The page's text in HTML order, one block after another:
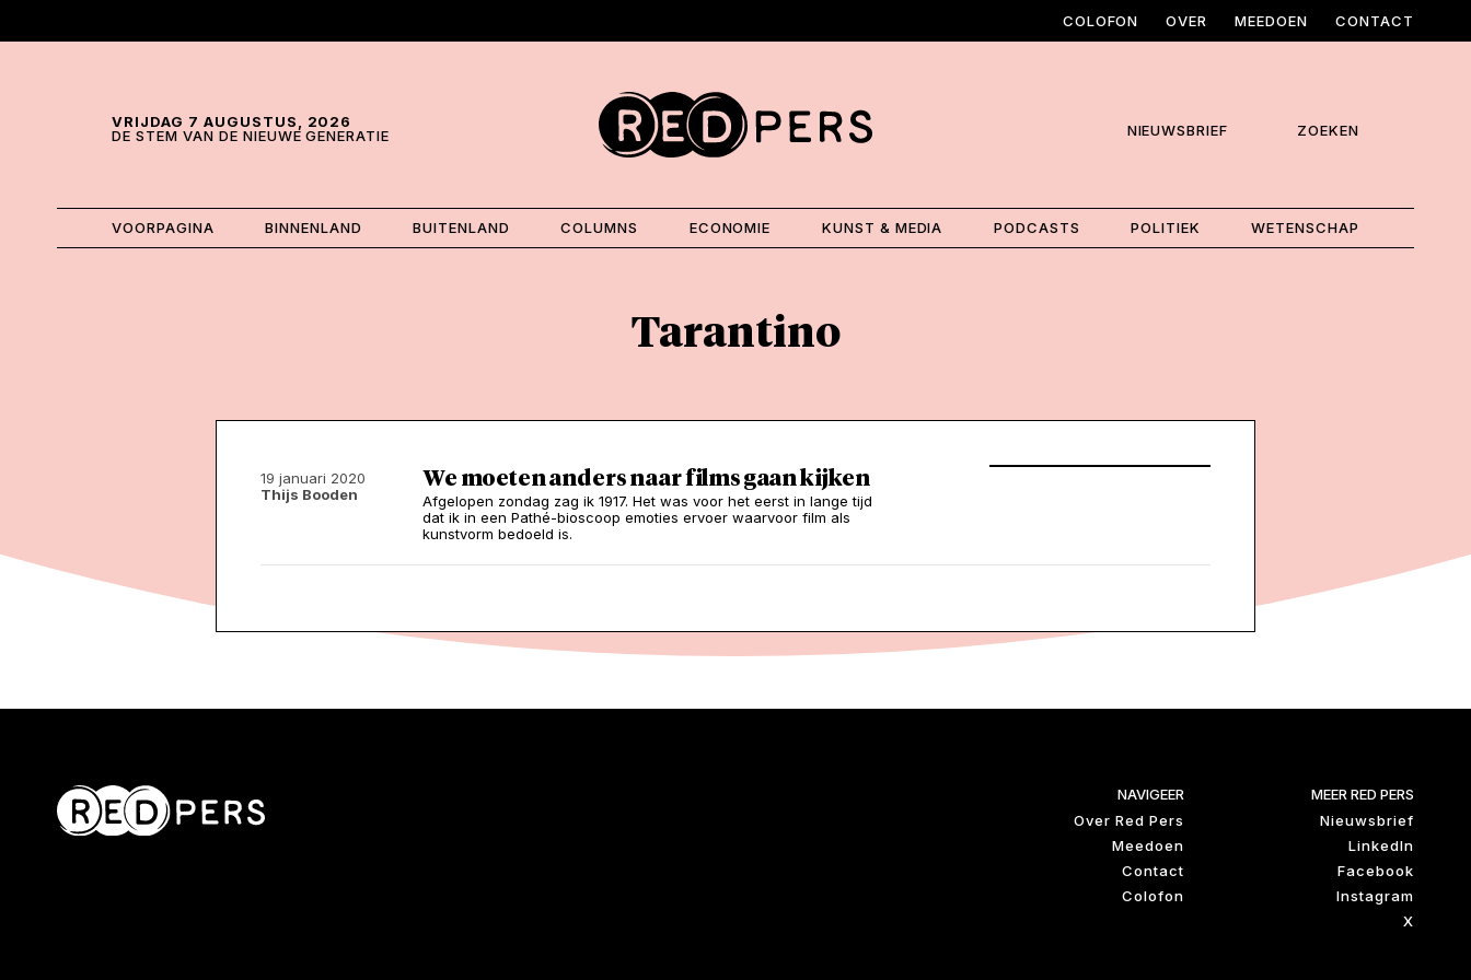
COLOFON OVER MEEDOEN CONTACT
VRIJDAG 7 AUGUSTUS, 2026
DE STEM VAN DE NIEUWE GENERATIE
NIEUWSBRIEF ZOEKEN
VOORPAGINA BINNENLAND BUITENLAND COLUMNS ECONOMIE KUNST & MEDIA PODCASTS POLITIEK WETENSCHAP
Tarantino
19 januari 2020
Thijs Booden
We moeten anders naar films gaan kijken
Afgelopen zondag zag ik 1917. Het was voor het eerst in lange tijd
dat ik in een Pathé-bioscoop emoties ervoer waarvoor film als
kunstvorm bedoeld is.
NAVIGEER
Over Red Pers
Meedoen
Contact
Colofon
MEER RED PERS
Nieuwsbrief
LinkedIn
Facebook
Instagram
X